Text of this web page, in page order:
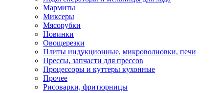
Мармиты
Миксеры
Мясорубки
Новинки
Овощерезки
Плиты индукционные, микроволновки, печи
Прессы, запчасти для прессов
Процессоры и куттеры кухонные
Прочее
Рисоварки, фритюрницы